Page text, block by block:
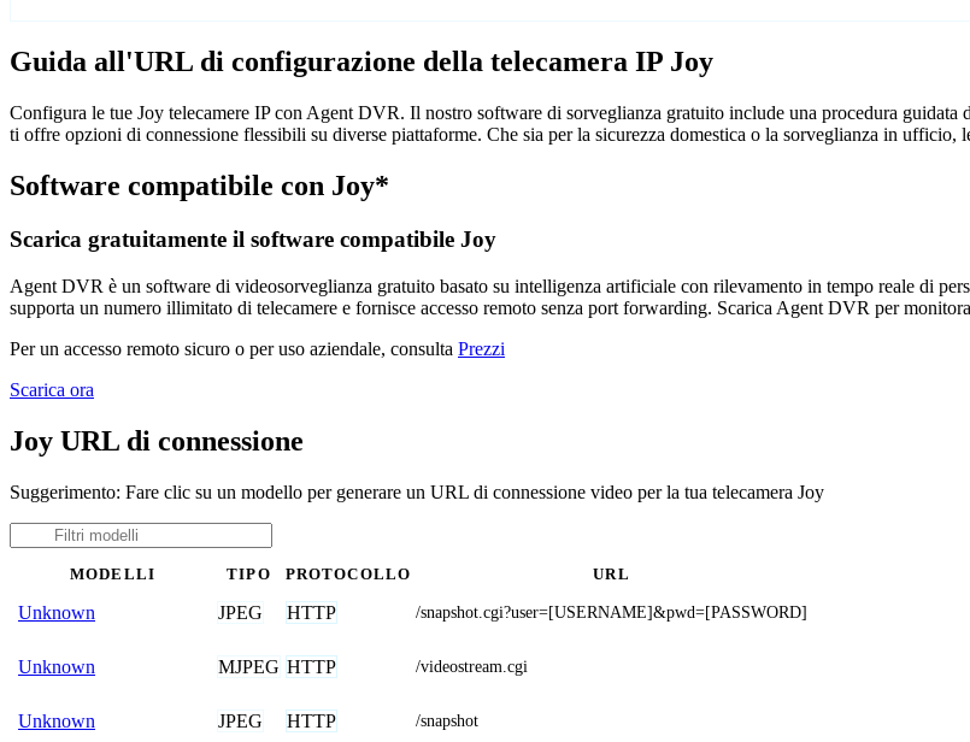
Guida all'URL di configurazione della telecamera IP Joy
Configura le tue Joy telecamere IP con Agent DVR. Il nostro software di sorveglianza gratuito include una procedura
ti offre opzioni di connessione flessibili su diverse piattaforme. Che sia per la sicurezza domestica o la sorveglianza in
Software compatibile con Joy*
Scarica gratuitamente il software compatibile Joy
Agent DVR è un software di videosorveglianza gratuito basato su intelligenza artificiale con rilevamento in tempo reale di
supporta un numero illimitato di telecamere e fornisce accesso remoto senza port forwarding. Scarica Agent DVR per
Per un accesso remoto sicuro o per uso aziendale, consulta Prezzi
Scarica ora
Joy URL di connessione
Suggerimento: Fare clic su un modello per generare un URL di connessione video per la tua telecamera Joy
MODELLI TIPO PROTOCOLLO URL
Unknown JPEG HTTP /snapshot.cgi?user=[USERNAME]&pwd=[PASSWORD]
Unknown MJPEG HTTP /videostream.cgi
Unknown JPEG HTTP /snapshot